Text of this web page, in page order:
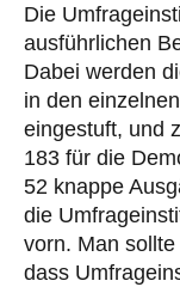
Die
ausführlichen
Dabei werden
in den
eingestuft, und
183 für die
52 knappe
die
vorn. Man
dass